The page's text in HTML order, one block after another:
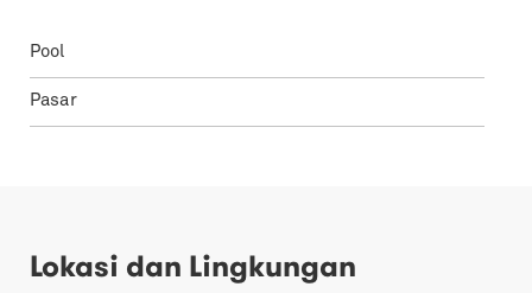
Pool
Pasar
Lokasi dan Lingkungan